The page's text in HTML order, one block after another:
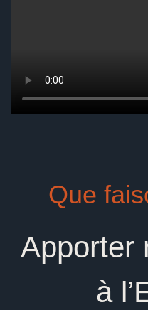
Que
Apporter
à